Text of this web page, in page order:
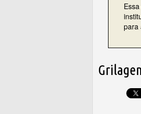
para